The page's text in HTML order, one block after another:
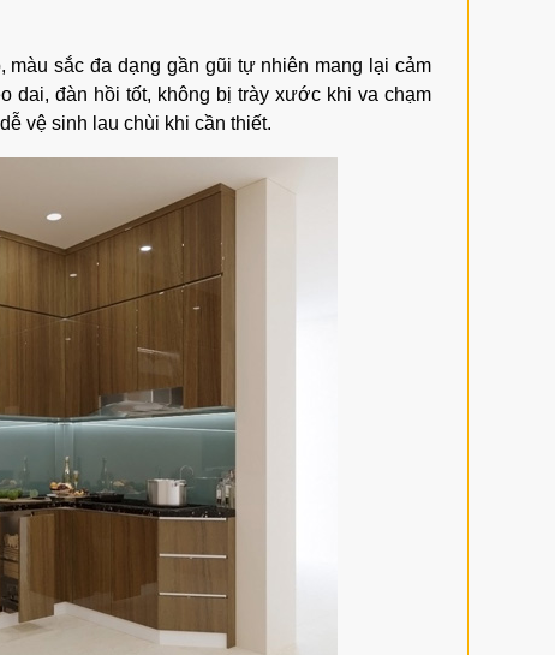
sắc đa dạng gần gũi tự nhiên mang lại cảm
dai, đàn hồi tốt, không bị trày xước khi va chạm
vệ sinh lau chùi khi cần thiết.